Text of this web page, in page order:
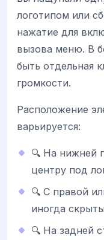
логотипом или
нажатие для
вызова меню. В
быть отдельная
громкости.
Расположение
варьируется:
🔍 На нижней
центру под
🔍 С правой
иногда
🔍 На задней